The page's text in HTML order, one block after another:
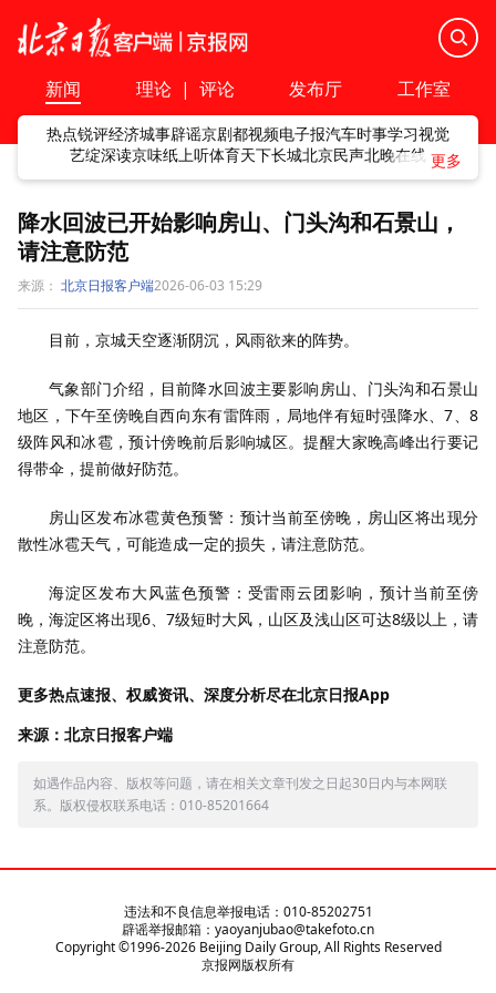
新闻 理论 | 评论 发布厅 工作室
热点锐评经济城事辟谣京剧都视频电子报汽车时事学习视觉
艺绽深读京味纸上听体育天下长城北京民声北晚在线
降水回波已开始影响房山、门头沟和石景山，
请注意防范
来源： 北京日报客户端2026-06-03 15:29
目前，京城天空逐渐阴沉，风雨欲来的阵势。
气象部门介绍，目前降水回波主要影响房山、门头沟和石景山
地区，下午至傍晚自西向东有雷阵雨，局地伴有短时强降水、7、8
级阵风和冰雹，预计傍晚前后影响城区。提醒大家晚高峰出行要记
得带伞，提前做好防范。
房山区发布冰雹黄色预警：预计当前至傍晚，房山区将出现分
散性冰雹天气，可能造成一定的损失，请注意防范。
海淀区发布大风蓝色预警：受雷雨云团影响，预计当前至傍
晚，海淀区将出现6、7级短时大风，山区及浅山区可达8级以上，请
注意防范。
更多热点速报、权威资讯、深度分析尽在北京日报App
来源：北京日报客户端
如遇作品内容、版权等问题，请在相关文章刊发之日起30日内与本网联
系。版权侵权联系电话：010-85201664
违法和不良信息举报电话：010-85202751
辟谣举报邮箱：yaoyanjubao@takefoto.cn
Copyright ©1996-2026Beijing Daily Group, All Rights Reserved
京报网版权所有